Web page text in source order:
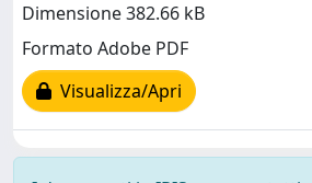
Dimensione 382.66 kB
Formato Adobe PDF
Visualizza/Apri